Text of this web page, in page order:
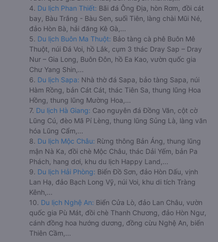
4. Du lịch Phan Thiết: Bãi đá Ông Địa, hòn Rơm, đồi cát
bay, Bàu Trắng - Bàu Sen, suối Tiên, làng chài Mũi Né,
đảo Hòn Bà, hải đăng Kê Gà,...
5. Du lịch Buôn Ma Thuột: Bảo tàng cà phê Buôn Mê
Thuột, núi Đá Voi, hồ Lắk, cụm 3 thác Dray Sap – Dray
Nur – Gia Long, Buôn Đôn, hồ Ea Kao, vườn quốc gia
Chư Yang Shin,...
6. Du lịch Sapa: Nhà thờ đá Sapa, bảo tàng Sapa, núi
Hàm Rồng, bản Cát Cát, thác Tiên Sa, thung lũng Hoa
Hồng, thung lũng Mường Hoa,...
7. Du lịch Hà Giang: Cao nguyên đá Đồng Văn, cột cờ
Lũng Cú, đèo Mã Pí Lèng, thung lũng Sủng Là, làng văn
hóa Lũng Cẩm,...
8. Du lịch Mộc Châu: Rừng thông Bản Áng, thung lũng
mận Nà Ka, đồi chè Mộc Châu, thác Dải Yếm, bản Pa
Phách, hang dơi, khu du lịch Happy Land,...
9. Du lịch Hải Phòng: Biển Đồ Sơn, đảo Hòn Dấu, vịnh
Lan Hạ, đảo Bạch Long Vỹ, núi Voi, khu di tích Tràng
Kênh,...
10. Du lịch Nghệ An: Biển Cửa Lò, đảo Lan Châu, vườn
quốc gia Pù Mát, đồi chè Thanh Chương, đảo Hòn Ngư,
cánh đồng hoa hướng dương, đồng cừu Nghệ An, biển
Thiên Cầm,...